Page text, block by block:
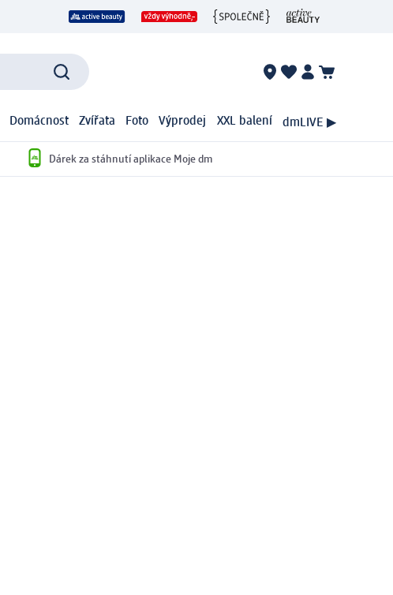
Domácnost Zvířata Foto Výprodej XXL balení dmLIVE ▶
Dárek za stáhnutí aplikace Moje dm